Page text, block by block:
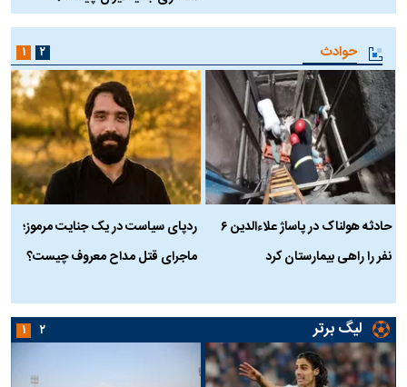
حوادث
حادثه هولناک در پاساژ علاءالدین ۶
نفر را راهی بیمارستان کرد
ردپای سیاست در یک جنایت مرموز؛
ماجرای قتل مداح معروف چیست؟
۱ ۲
لیگ برتر ۱ ۲